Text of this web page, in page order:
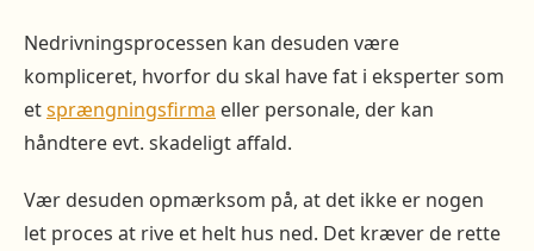
Nedrivningsprocessen kan desuden være
kompliceret, hvorfor du skal have fat i eksperter som
etsprængningsfirma eller personale, der kan
håndtere evt. skadeligt affald.
Vær desuden opmærksom på, at det ikke er nogen
let proces at rive et helt hus ned. Det kræver de rette